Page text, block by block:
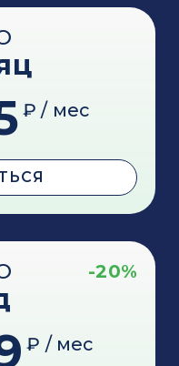
₽ / мес
-20%
₽ / мес